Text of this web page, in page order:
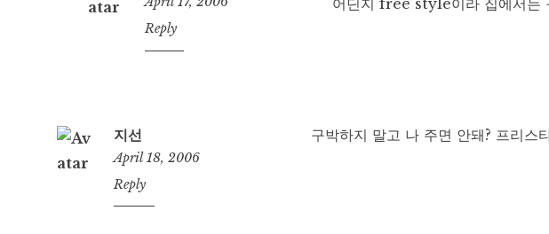
1:09
pm
Reply
어딘지 free style이라 집에서는
지선
April 18, 2006
11:53
pm
Reply
구박하지 말고 나 주면 안돼? 프리스